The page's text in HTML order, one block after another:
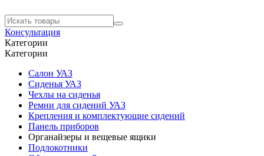
Консультация
Категории
Категории
Салон УАЗ
Сиденья УАЗ
Чехлы на сиденья
Ремни для сидений УАЗ
Крепления и комплектующие сидений
Панель приборов
Органайзеры и вещевые ящики
Подлокотники